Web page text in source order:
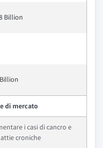
Billion
di mercato
i casi di cancro e
croniche